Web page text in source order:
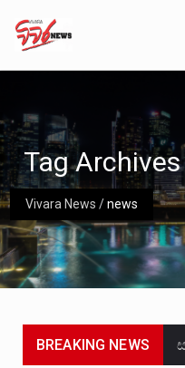
Vivara News /news
Tag Archives
BREAKING NEWS